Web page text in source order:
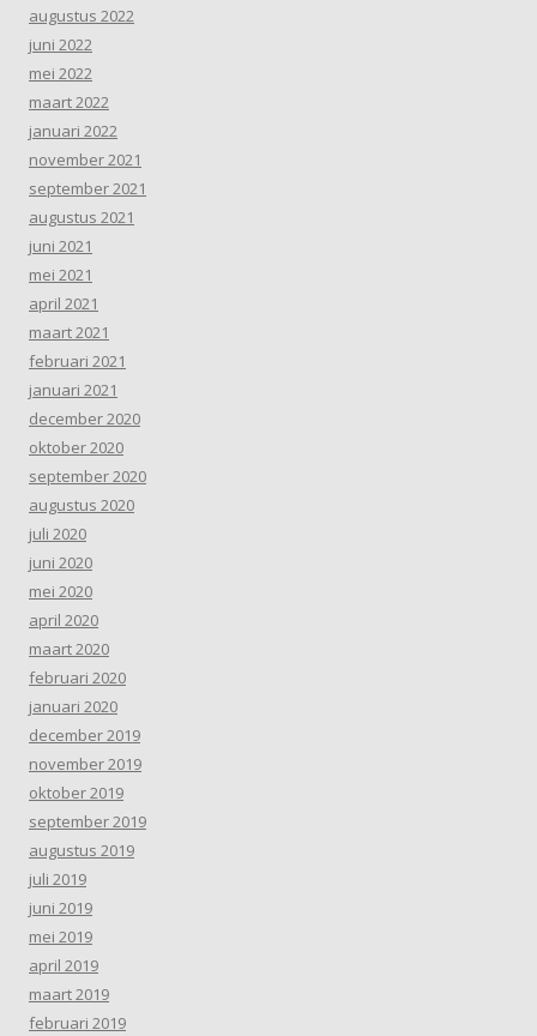
augustus 2022
juni 2022
mei 2022
maart 2022
januari 2022
november 2021
september 2021
augustus 2021
juni 2021
mei 2021
april 2021
maart 2021
februari 2021
januari 2021
december 2020
oktober 2020
september 2020
augustus 2020
juli 2020
juni 2020
mei 2020
april 2020
maart 2020
februari 2020
januari 2020
december 2019
november 2019
oktober 2019
september 2019
augustus 2019
juli 2019
juni 2019
mei 2019
april 2019
maart 2019
februari 2019